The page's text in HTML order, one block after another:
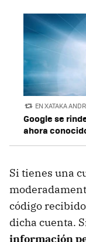
EN XATAKA
Google se
ahora
Si tienes una
código
dicha cuenta.
información